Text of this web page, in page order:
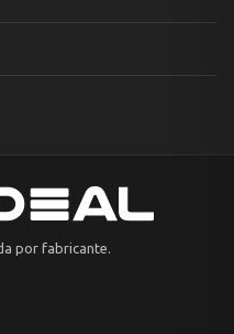
por fabricante.